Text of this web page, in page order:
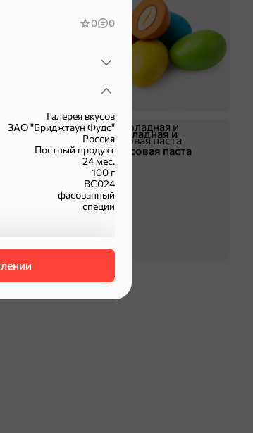
0 0
Галерея вкусов
ЗАО "Бриджтаун Фудс"
Россия
Постный продукт
24 мес.
100 г
ВС024
фасованный
специи
резинка
Шоколадная и
арахисовая паста